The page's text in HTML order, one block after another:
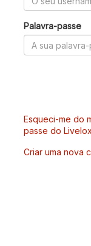
Palavra-passe
Esqueci-me do
passe do Livelox
Criar uma nova